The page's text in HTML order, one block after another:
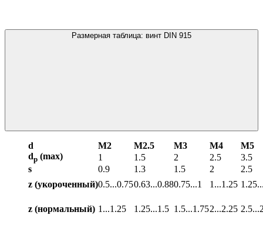
Размерная таблица: винт DIN 915
d М2 М2.5 М3 М4
М5
dp (max) 1 1.5 2 2.5
3.5
s
0.9 1.3 1.5 2
2.5
z (укороченный)0.5...0.750.63...0.880.75...1 1...1.25
z (нормальный) 1...1.25 1.25...1.5 1.5...1.752...2.25